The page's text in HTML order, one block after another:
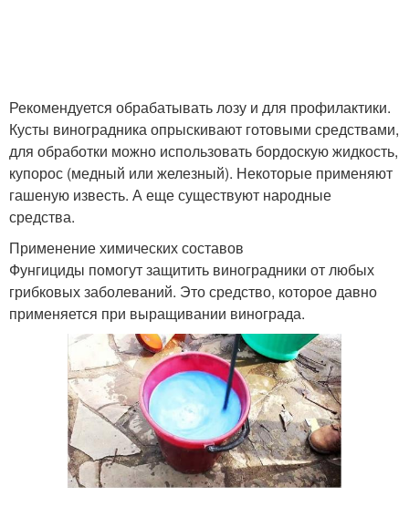
Рекомендуется обрабатывать лозу и для профилактики.
Кусты виноградника опрыскивают готовыми средствами,
для обработки можно использовать бордоскую жидкость,
купорос (медный или железный). Некоторые применяют
гашеную известь. А еще существуют народные
средства.
Применение химических составов
Фунгициды помогут защитить виноградники от любых
грибковых заболеваний. Это средство, которое давно
применяется при выращивании винограда.